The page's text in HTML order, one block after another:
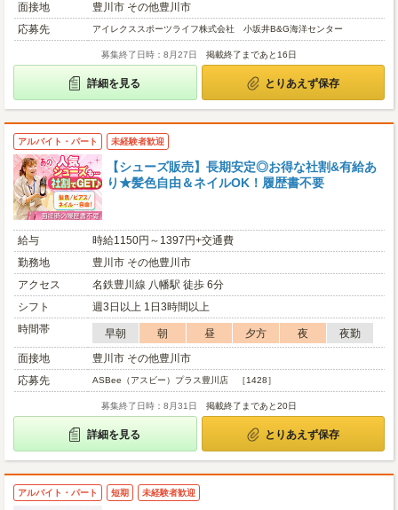
面接地
豊川市 その他豊川市
応募先
アイレクススポーツライフ株式会社 小坂井B&G海洋センター
募集終了日時：8月27日 掲載終了まであと16日
詳細を見る とりあえず保存
アルバイト・パート 未経験者歓迎
【シューズ販売】長期安定◎お得な社割&有給あ
り★髪色自由＆ネイルOK！履歴書不要
給与
時給1150円～1397円+交通費
勤務地
豊川市 その他豊川市
アクセス
名鉄豊川線 八幡駅 徒歩 6分
シフト
週3日以上 1日3時間以上
時間帯
早朝 朝 昼 夕方 夜
夜勤
面接地
豊川市 その他豊川市
応募先
ASBee（アスビー）プラス豊川店 ［1428］
募集終了日時：8月31日 掲載終了まであと20日
詳細を見る とりあえず保存
アルバイト・パート 短期 未経験者歓迎